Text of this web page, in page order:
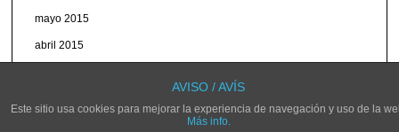
mayo 2015
abril 2015
AVISO / AVÍS
Este sitio usa cookies para mejorar la experiencia de navegación y uso de la
Más info.